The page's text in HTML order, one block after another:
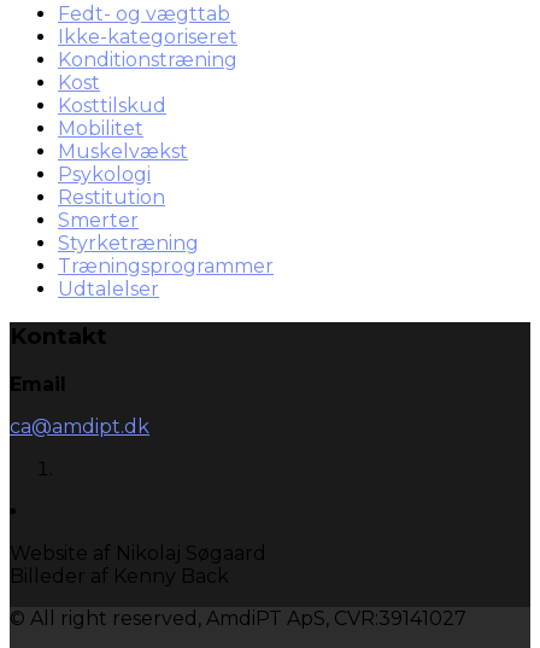
Fedt- og vægttab
Ikke-kategoriseret
Konditionstræning
Kost
Kosttilskud
Mobilitet
Muskelvækst
Psykologi
Restitution
Smerter
Styrketræning
Træningsprogrammer
Udtalelser
Kontakt
Email
ca@amdipt.dk
Website af Nikolaj Søgaard
Billeder af Kenny Back
© All right reserved, AmdiPT ApS, CVR:39141027